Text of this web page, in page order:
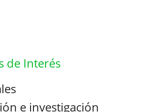
de Interés
e investigación